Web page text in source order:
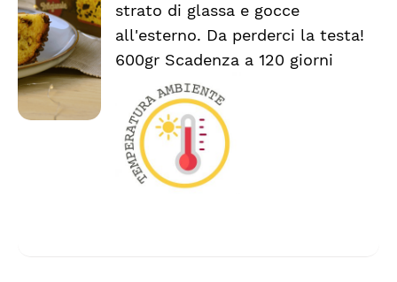
strato di glassa e gocce
all'esterno. Da perderci la testa!
600gr Scadenza a 120 giorni